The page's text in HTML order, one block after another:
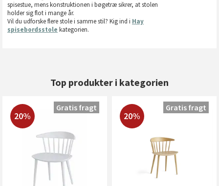
spisestue, mens konstruktionen i bøgetræ sikrer, at stolen
holder sig flot i mange år.
Vil du udforske flere stole i samme stil? Kig ind i Hay
spisebordsstole kategorien.
Top produkter i kategorien
20%
Gratis fragt
20%
Gratis fragt